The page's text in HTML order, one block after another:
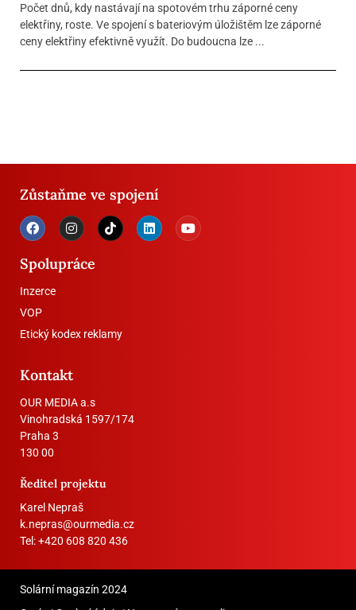
Počet dnů, kdy nastávají na spotovém trhu záporné ceny
elektřiny, roste. Ve spojení s bateriovým úložištěm lze záporné
ceny elektřiny efektivně využít. Do budoucna lze ...
Zůstaňme ve spojení
Spolupráce
Inzerce
VOP
Etický kodex reklamy
Kontakt
OUR MEDIA a.s
Vinohradská 1597/174
Praha 3
130 00
Ředitel projektu
Karel Nepraš
k.nepras@ourmedia.cz
Tel:+420 608 820 436
Solární magazín 2024